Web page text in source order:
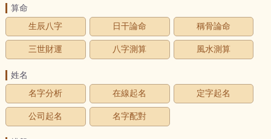
算命
生辰八字
日干論命 稱骨論命
三世財運 八字測算 風水測算
姓名
名字分析
在線起名 定字起名
公司起名 名字配對